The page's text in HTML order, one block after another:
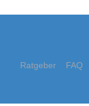
Ratgeber FAQ